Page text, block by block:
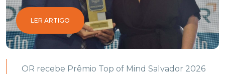
LER ARTIGO
OR recebe Prêmio Top of Mind Salvador 2026